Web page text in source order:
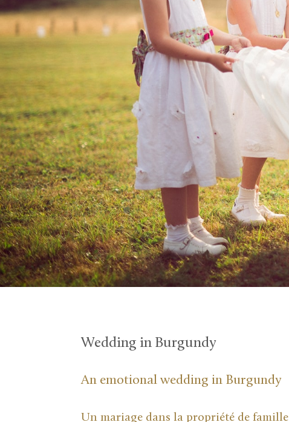
Wedding in Burgundy
An emotional wedding in Burgundy
Un mariage dans la propriété de famille